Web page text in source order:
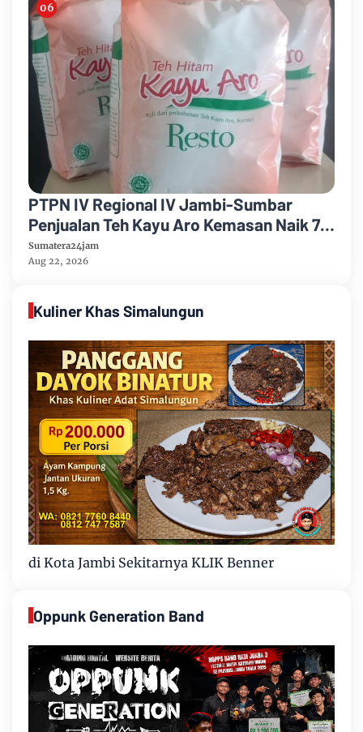
PTPN IV Regional IV Jambi-Sumbar
Penjualan Teh Kayu Aro Kemasan Naik 7
Persen Semester Pertama Tahun 2026
Sumatera24jam
Aug 22, 2026
Kuliner Khas Simalungun
di Kota Jambi Sekitarnya KLIK Benner
Oppunk Generation Band